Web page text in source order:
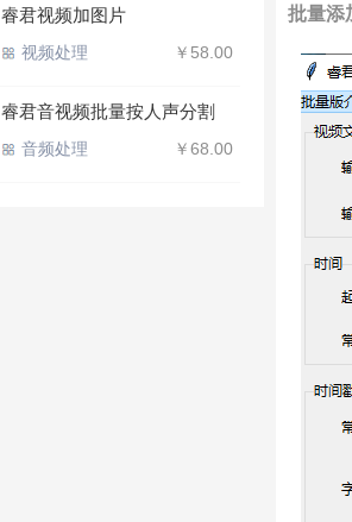
睿君视频加图片
视频处理 ￥58.00
睿君音视频批量按人声分割
音频处理 ￥68.00
批量添